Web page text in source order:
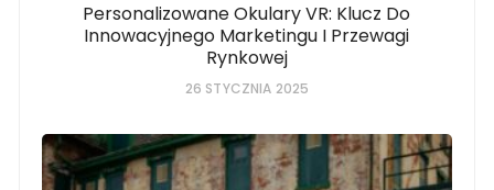
Personalizowane Okulary VR: Klucz Do
Innowacyjnego Marketingu I Przewagi
Rynkowej
26 STYCZNIA 2025